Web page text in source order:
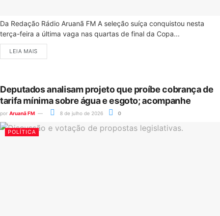
Da Redação Rádio Aruanã FM A seleção suíça conquistou nesta
terça-feira a última vaga nas quartas de final da Copa...
LEIA MAIS
Deputados analisam projeto que proíbe cobrança de
tarifa mínima sobre água e esgoto; acompanhe
por Aruanã FM 8 de julho de 2026 0
POLÍTICA